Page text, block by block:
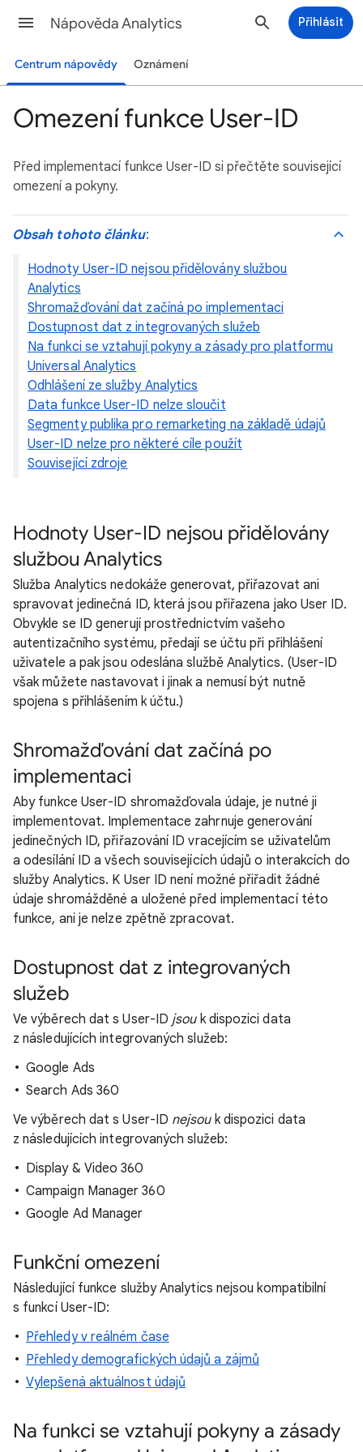
Nápověda Analytics Přihlásit
Centrum nápovědy Oznámení
Omezení funkce User-ID
Před implementací funkce User-ID si přečtěte související
omezení a pokyny.
Obsah tohoto článku:
Hodnoty User-ID nejsou přidělovány službou
Analytics
Shromažďování dat začíná po implementaci
Dostupnost dat z integrovaných služeb
Na funkci se vztahují pokyny a zásady pro platformu
Universal Analytics
Odhlášení ze služby Analytics
Data funkce User-ID nelze sloučit
Segmenty publika pro remarketing na základě údajů
User-ID nelze pro některé cíle použít
Související zdroje
Hodnoty User-ID nejsou přidělovány
službou Analytics
Služba Analytics nedokáže generovat, přiřazovat ani
spravovat jedinečná ID, která jsou přiřazena jako User ID.
Obvykle se ID generují prostřednictvím vašeho
autentizačního systému, předají se účtu při přihlášení
uživatele a pak jsou odeslána službě Analytics. (User-ID
však můžete nastavovat i jinak a nemusí být nutně
spojena s přihlášením k účtu.)
Shromažďování dat začíná po
implementaci
Aby funkce User-ID shromažďovala údaje, je nutné ji
implementovat. Implementace zahrnuje generování
jedinečných ID, přiřazování ID vracejícím se uživatelům
a odesílání ID a všech souvisejících údajů o interakcích do
služby Analytics. K User ID není možné přiřadit žádné
údaje shromážděné a uložené před implementací této
funkce, ani je nelze zpětně zpracovat.
Dostupnost dat z integrovaných
služeb
Ve výběrech dat s User-ID jsouk dispozici data
z následujících integrovaných služeb:
Google Ads
Search Ads 360
Ve výběrech dat s User-ID nejsouk dispozici data
z následujících integrovaných služeb:
Display & Video 360
Campaign Manager 360
Google Ad Manager
Funkční omezení
Následující funkce služby Analytics nejsou kompatibilní
s funkcí User-ID:
Přehledy v reálném čase
Přehledy demografických údajů a zájmů
Vylepšená aktuálnost údajů
Na funkci se vztahují pokyny a zásady